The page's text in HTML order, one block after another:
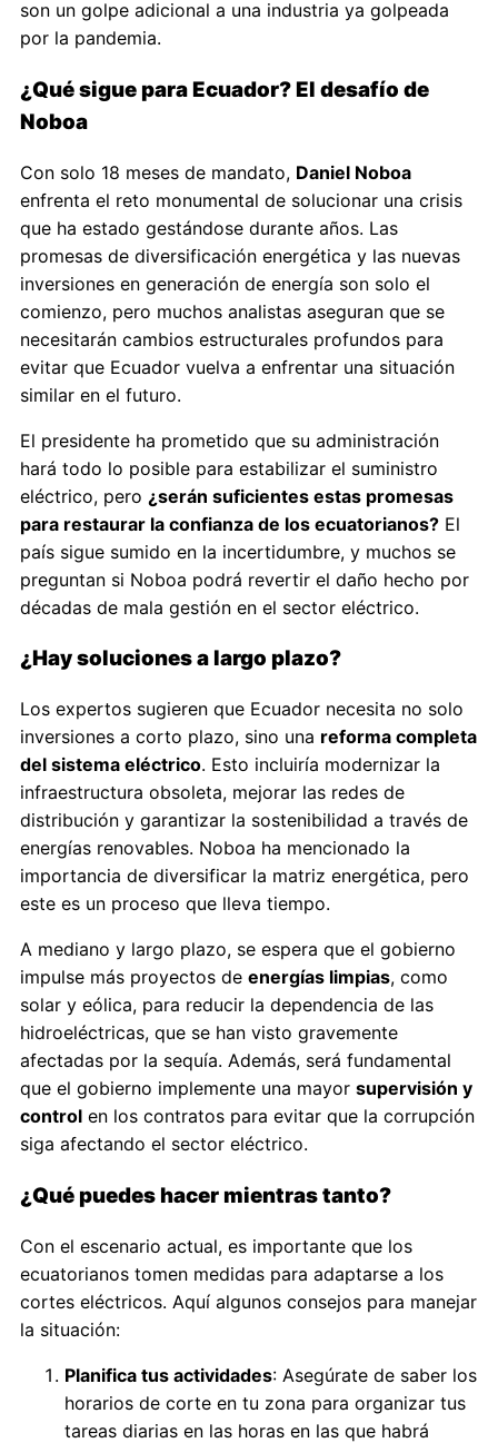
son un golpe adicional a una industria ya golpeada
por la pandemia.
¿Qué sigue para Ecuador? El desafío de
Noboa
Con solo 18 meses de mandato, Daniel Noboa
enfrenta el reto monumental de solucionar una crisis
que ha estado gestándose durante años. Las
promesas de diversificación energética y las nuevas
inversiones en generación de energía son solo el
comienzo, pero muchos analistas aseguran que se
necesitarán cambios estructurales profundos para
evitar que Ecuador vuelva a enfrentar una situación
similar en el futuro.
El presidente ha prometido que su administración
hará todo lo posible para estabilizar el suministro
eléctrico, pero ¿serán suficientes estas promesas
para restaurar la confianza de los ecuatorianos? El
país sigue sumido en la incertidumbre, y muchos se
preguntan si Noboa podrá revertir el daño hecho por
décadas de mala gestión en el sector eléctrico.
¿Hay soluciones a largo plazo?
Los expertos sugieren que Ecuador necesita no solo
inversiones a corto plazo, sino una reforma completa
del sistema eléctrico. Esto incluiría modernizar la
infraestructura obsoleta, mejorar las redes de
distribución y garantizar la sostenibilidad a través de
energías renovables. Noboa ha mencionado la
importancia de diversificar la matriz energética, pero
este es un proceso que lleva tiempo.
A mediano y largo plazo, se espera que el gobierno
impulse más proyectos de energías limpias, como
solar y eólica, para reducir la dependencia de las
hidroeléctricas, que se han visto gravemente
afectadas por la sequía. Además, será fundamental
que el gobierno implemente una mayor supervisión y
control en los contratos para evitar que la corrupción
siga afectando el sector eléctrico.
¿Qué puedes hacer mientras tanto?
Con el escenario actual, es importante que los
ecuatorianos tomen medidas para adaptarse a los
cortes eléctricos. Aquí algunos consejos para manejar
la situación:
Planifica tus actividades: Asegúrate de saber los
horarios de corte en tu zona para organizar tus
tareas diarias en las horas en las que habrá